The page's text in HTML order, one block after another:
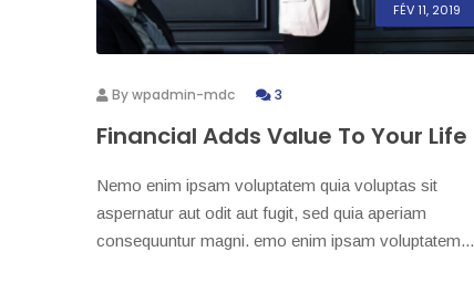
FÉV 11, 2019
Bywpadmin-mdc 3
Financial Adds Value To Your Life
Nemo enim ipsam voluptatem quia voluptas sit
aspernatur aut odit aut fugit, sed quia aperiam
consequuntur magni. emo enim ipsam voluptatem...